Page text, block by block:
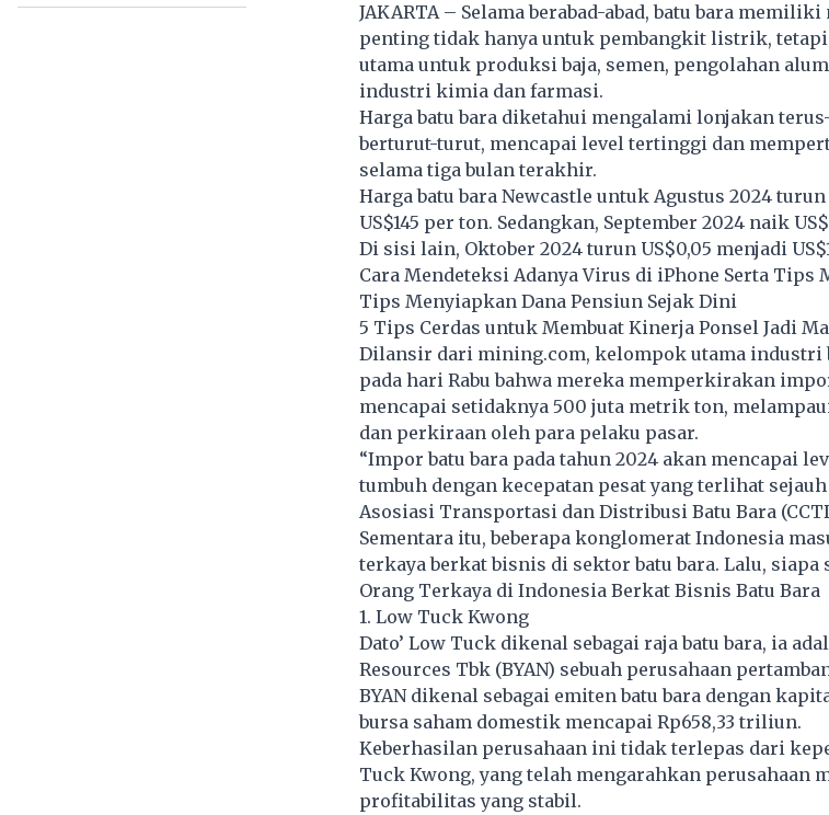
JAKARTA – Selama berabad-abad,batu baramemiliki
penting tidak hanya untuk pembangkit listrik, tetapi
utama untuk produksi baja, semen, pengolahan
industri kimia dan farmasi.
Harga batu bara diketahui mengalami lonjakan
berturut-turut, mencapai level tertinggi dan
selama tiga bulan terakhir.
Harga batu bara Newcastle untuk Agustus 2024 turun
US$145 per ton. Sedangkan, September 2024 naik
Di sisi lain, Oktober 2024 turun US$0,05 menjadi
Cara Mendeteksi Adanya Virus di iPhone Serta Tips
Tips Menyiapkan Dana Pensiun Sejak Dini
5 Tips Cerdas untuk Membuat Kinerja Ponsel Jadi
Dilansir dari mining.com, kelompok utama industri
pada hari Rabu bahwa mereka memperkirakan
mencapai setidaknya 500 juta metrik ton,
dan perkiraan oleh para pelaku pasar.
“Impor batu bara pada tahun 2024 akan mencapai
tumbuh dengan kecepatan pesat yang terlihat
Asosiasi Transportasi dan Distribusi Batu Bara
Sementara itu, beberapa konglomerat Indonesia
terkaya berkat bisnis di sektor batu bara. Lalu, siapa
Orang Terkaya di Indonesia Berkat Bisnis Batu Bara
1. Low Tuck Kwong
Dato’ Low Tuck dikenal sebagai raja batu bara, ia
Resources Tbk (BYAN) sebuah perusahaan
BYAN dikenal sebagai emiten batu bara dengan
bursa saham domestik mencapai Rp658,33 triliun.
Keberhasilan perusahaan ini tidak terlepas dari
Tuck Kwong, yang telah mengarahkan perusahaan
profitabilitas yang stabil.